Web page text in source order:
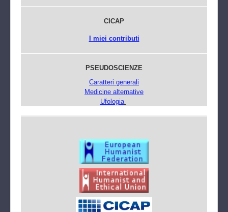
CICAP
I miei contributi
PSEUDOSCIENZE
Caratteri generali
Medicine alternative
Ufologia